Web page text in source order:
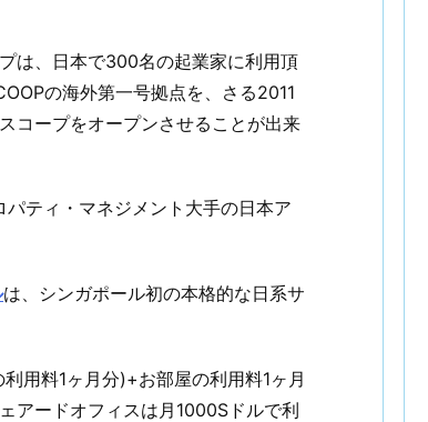
は、日本で300名の起業家に利用頂
の海外第一号拠点を、さる2011
コープをオープンさせることが出来
パティ・マネジメント大手の日本ア
は、シンガポール初の本格的な日系サ
用料1ヶ月分)+お部屋の利用料1ヶ月
アードオフィスは月1000Sドルで利